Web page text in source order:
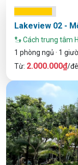
Lakeview 02 -
Cách trung tâm
1 phòng ngủ · 1
Từ: 2.000.000₫/